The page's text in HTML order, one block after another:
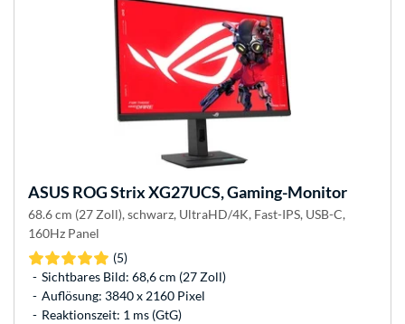
ASUS ROG Strix XG27UCS, Gaming-Monitor
68.6 cm (27 Zoll), schwarz, UltraHD/4K, Fast-IPS, USB-C,
160Hz Panel
(5)
Sichtbares Bild: 68,6 cm (27 Zoll)
Auflösung: 3840 x 2160 Pixel
Reaktionszeit: 1 ms (GtG)